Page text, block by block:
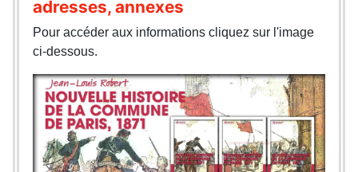
adresses, annexes
Pour accéder aux informations cliquez sur l'image
ci-dessous.